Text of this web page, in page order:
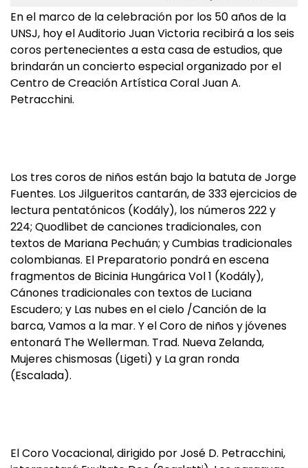
En el marco de la celebración por los 50 años de la
UNSJ, hoy el Auditorio Juan Victoria recibirá a los seis
coros pertenecientes a esta casa de estudios, que
brindarán un concierto especial organizado por el
Centro de Creación Artística Coral Juan A.
Petracchini.
Los tres coros de niños están bajo la batuta de Jorge
Fuentes. Los Jilgueritos cantarán, de 333 ejercicios de
lectura pentatónicos (Kodály), los números 222 y
224; Quodlibet de canciones tradicionales, con
textos de Mariana Pechuán; y Cumbias tradicionales
colombianas. El Preparatorio pondrá en escena
fragmentos de Bicinia Hungárica Vol 1 (Kodály),
Cánones tradicionales con textos de Luciana
Escudero; y Las nubes en el cielo /Canción de la
barca, Vamos a la mar. Y el Coro de niños y jóvenes
entonará The Wellerman. Trad. Nueva Zelanda,
Mujeres chismosas (Ligeti) y La gran ronda
(Escalada).
El Coro Vocacional, dirigido por José D. Petracchini,